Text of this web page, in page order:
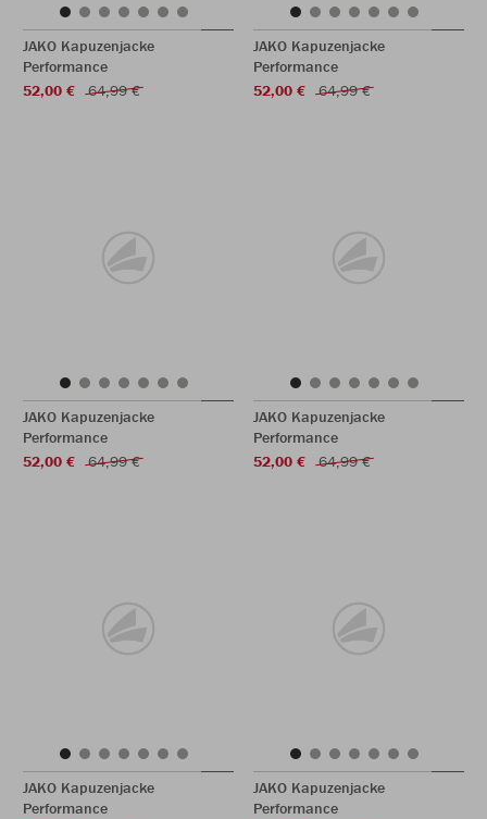
JAKO Kapuzenjacke
Performance
52,00 €
64,99 €
JAKO Kapuzenjacke
Performance
52,00 €
64,99 €
JAKO Kapuzenjacke
Performance
52,00 €
64,99 €
JAKO Kapuzenjacke
Performance
52,00 €
64,99 €
JAKO Kapuzenjacke
Performance
JAKO Kapuzenjacke
Performance